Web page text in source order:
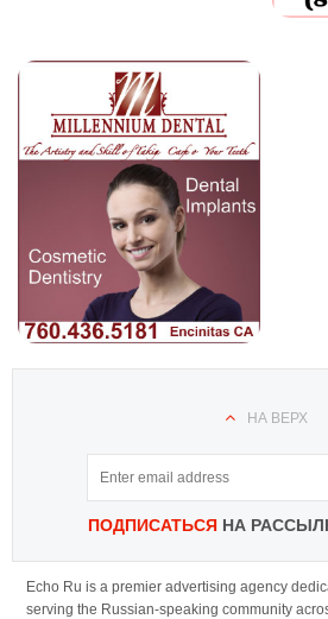
НА ВЕРХ
ПОДПИСАТЬСЯНА
Echo Ru is a premier advertising agency
serving the Russian-speaking community